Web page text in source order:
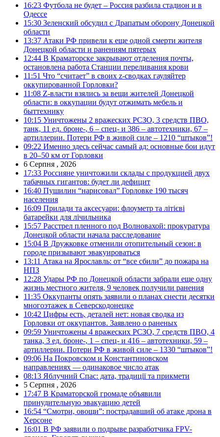
16:23 Футбола не будет – Россия разбила стадион и в
Одессе
15:30 Зеленский обсудил с Драпатым оборону Донецкой
области
13:37 Атаки РФ привели к еще одной смерти жителя
Донецкой области и ранениям пятерых
12:44 В Краматорске закрывают отделения почты,
остановлена работа Станции переливания крови
11:51 Что “считает” в своих z-сводках гауляйтер
оккупированной Горловки?
11:08 Z-власти взялись за вещи жителей Донецкой
области: в оккупации будут отжимать мебель и
быттехнику
10:15 Уничтожены 2 вражеских РСЗО, 3 средств ПВО,
танк, 11 ед. броне-, 6 – спец- и 386 – автотехники, 67 –
артиллерии. Потери РФ в живой силе – 1210 “штыков”!
09:22 Именно здесь сейчас самый ад: основные бои идут
в 20–50 км от Горловки
6 Серпня , 2026
17:33 Россияне уничтожили склады с продукцией двух
табачных гигантов: будет ли дефицит
16:40 Пушилин “нарисовал” Горловке 190 тысяч
населения
16:09 Прилади та аксесуари: флоуметр та літієві
батарейки для лічильника
15:57 Расстрел пленного под Волновахой: прокуратура
Донецкой области начала расследование
15:04 В Дружковке отменили отопительный сезон: в
городе призывают эвакуироваться
13:11 Атака на Ярославль: от “все сбили” до пожара на
НПЗ
12:28 Удары РФ по Донецкой области забрали еще одну
жизнь местного жителя, 9 человек получили ранения
11:35 Оккупанты опять заявили о планах снести десятки
многоэтажек в Северскодонецке
10:42 Цифры есть, деталей нет: новая сводка из
Горловки от оккупантов. Заявлено о раненых
09:59 Уничтожены 4 вражеских РСЗО, 7 средств ПВО, 4
танка, 3 ед. броне-, 1 – спец- и 416 – автотехники, 59 –
артиллерии. Потери РФ в живой силе – 1330 “штыков”!
09:06 На Покровском и Константиновском
направлениях — одинаковое число атак
08:13 Яблучний Спас: дата, традиції та прикмети
5 Серпня , 2026
17:47 В Краматорской громаде объявили
принудительную эвакуацию детей
16:54 “Смотри, овощи”: пострадавший об атаке дрона в
Херсоне
16:01 В РФ заявили о подрыве разработчика FPV-